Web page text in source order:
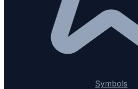
Symbols